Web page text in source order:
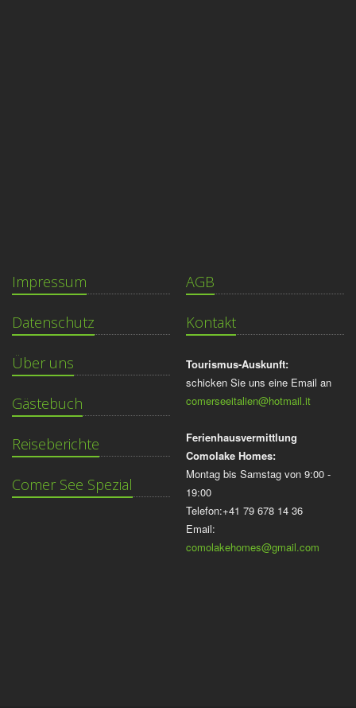
Impressum
Datenschutz
Über uns
Gästebuch
Reiseberichte
Comer See Spezial
AGB
Kontakt
Tourismus-Auskunft:
schicken Sie uns eine Email an
comerseeitalien@hotmail.it
Ferienhausvermittlung
Comolake Homes:
Montag bis Samstag von 9:00 -
19:00
Telefon:+41 79 678 14 36
Email:
comolakehomes@gmail.com